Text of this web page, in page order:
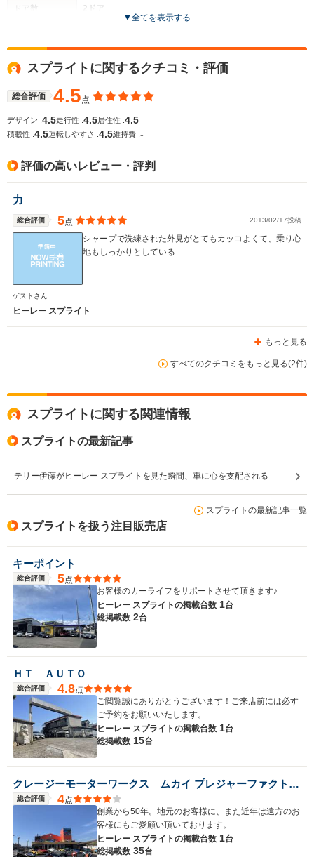
ドア数
サイズ
WLTCモード
燃費
2ドア
全高
1.57m
4.01m
▼全てを表示する
スプライトに関するクチコミ・評価
総合評価 4.5点
デザイン :4.5走行性 :4.5居住性 :4.5
積載性 :4.5運転しやすさ :4.5維持費 :-
評価の高いレビュー・評判
力
総合評価 5点 2013/02/17投稿
シャープで洗練された外見がとてもカッコよくて、乗り心
地もしっかりとしている
ゲストさん
ヒーレー スプライト
もっと見る
すべてのクチコミをもっと見る(2件)
スプライトに関する関連情報
スプライトの最新記事
テリー伊藤がヒーレー スプライトを見た瞬間、車に心を支配される
スプライトの最新記事一覧
スプライトを扱う注目販売店
キーポイント
総合評価 5点
お客様のカーライフをサポートさせて頂きます♪
ヒーレー スプライトの掲載台数 1台
総掲載数 2台
ＨＴ ＡＵＴＯ
総合評価 4.8点
ご閲覧誠にありがとうございます！ご来店前には必す
ご予約をお願いいたします。
ヒーレー スプライトの掲載台数 1台
総掲載数 15台
クレージーモーターワークス ムカイ プレジャーファクトリー
総合評価 4点
創業から50年。地元のお客様に、また近年は遠方のお
客様にもご愛顧い頂いております。
ヒーレー スプライトの掲載台数 1台
総掲載数 35台